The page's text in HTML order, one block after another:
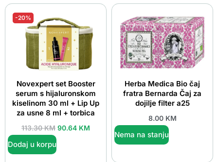
-20%
Novexpert set Booster
serum s hijaluronskom
kiselinom 30 ml + Lip Up
za usne 8 ml + torbica
113.30KM 90.64 KM
Dodaj u korpu
Herba Medica Bio čaj
fratra Bernarda Čaj za
dojilje filter a25
8.00 KM
Nema na stanju